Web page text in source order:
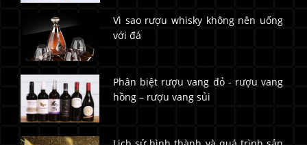
Vì sao rượu whisky không nên uống
với đá
Phân biệt rượu vang đỏ - rượu vang
hồng – rượu vang sủi